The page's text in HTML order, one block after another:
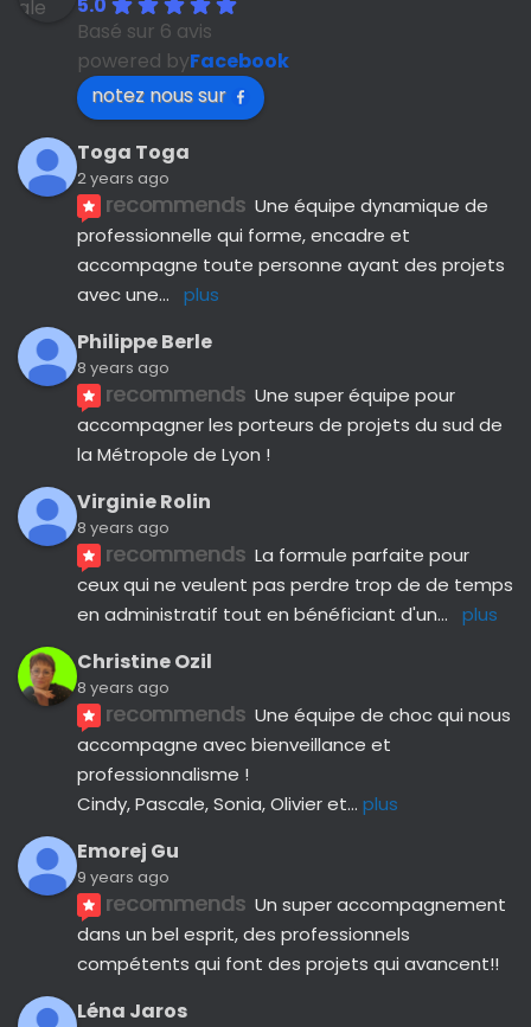
Basé sur 6 avis
powered byFacebook
notez nous sur
Toga Toga
2 years ago
recommends Une équipe dynamique de
professionnelle qui forme, encadre et
accompagne toute personne ayant des projets
avec une... plus
Philippe Berle
8 years ago
recommends Une super équipe pour
accompagner les porteurs de projets du sud de
la Métropole de Lyon !
Virginie Rolin
8 years ago
recommends La formule parfaite pour
ceux qui ne veulent pas perdre trop de de temps
en administratif tout en bénéficiant d'un... plus
Christine Ozil
8 years ago
recommends Une équipe de choc qui nous
accompagne avec bienveillance et
professionnalisme !
Cindy, Pascale, Sonia, Olivier et... plus
Emorej Gu
9 years ago
recommends Un super accompagnement
dans un bel esprit, des professionnels
compétents qui font des projets qui avancent!!
Léna Jaros